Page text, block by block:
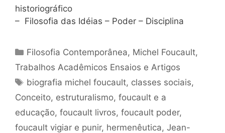
historiográfico
– Filosofia das Idéias – Poder – Disciplina
Categorias
Filosofia Contemporânea, Michel Foucault,
Trabalhos Acadêmicos Ensaios e Artigos
Tags
biografia michel foucault, classes sociais,
Conceito, estruturalismo, foucault e a
educação, foucault livros, foucault poder,
foucault vigiar e punir, hermenêutica, Jean-